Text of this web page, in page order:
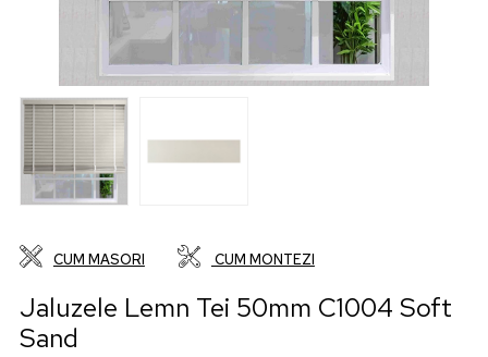
CUM MASORI CUM MONTEZI
Jaluzele Lemn Tei 50mm C1004 Soft
Sand